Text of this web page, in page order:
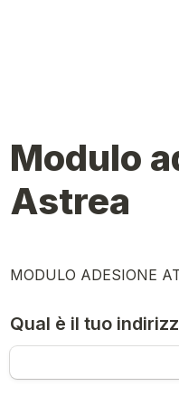
Modulo
Astrea
MODULO ADESIONE
Qual è il tuo